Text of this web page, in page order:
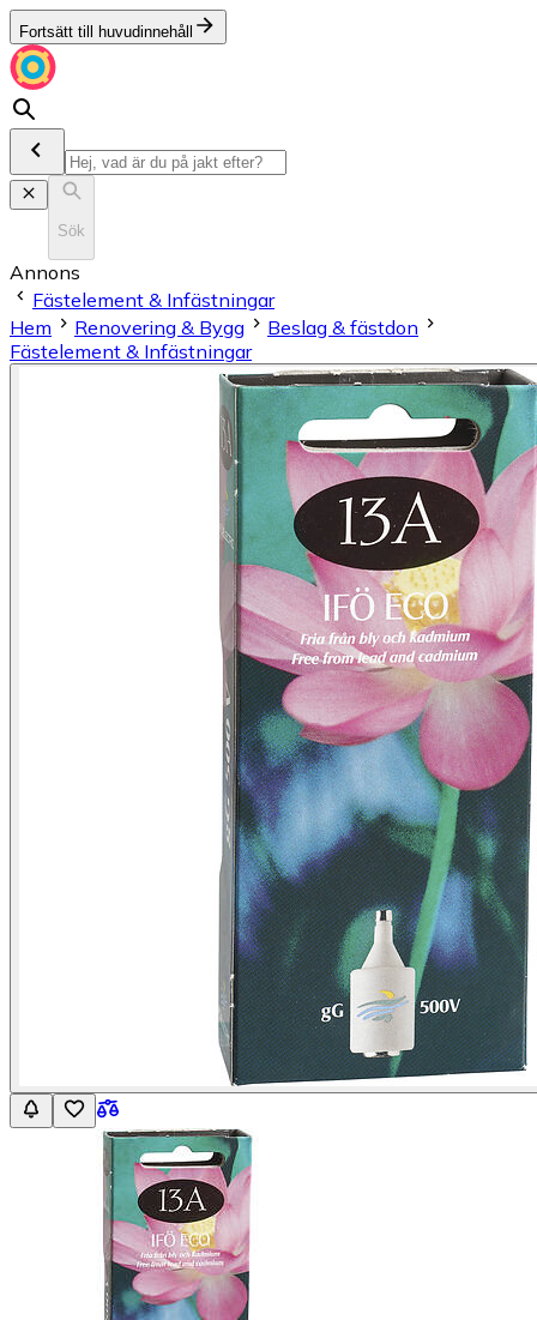
Fortsätt till huvudinnehåll
Sök
Annons
Fästelement & Infästningar
Hem
Renovering & Bygg
Beslag & fästdon
Fästelement & Infästningar